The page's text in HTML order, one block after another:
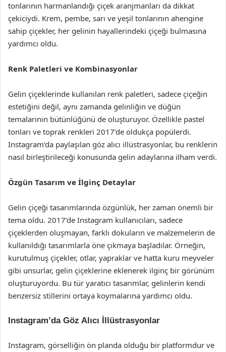
tonlarının harmanlandığı çiçek aranjmanları da dikkat
çekiciydi. Krem, pembe, sarı ve yeşil tonlarının ahengine
sahip çiçekler, her gelinin hayallerindeki çiçeği bulmasına
yardımcı oldu.
Renk Paletleri ve Kombinasyonlar
Gelin çiçeklerinde kullanılan renk paletleri, sadece çiçeğin
estetiğini değil, aynı zamanda gelinliğin ve düğün
temalarının bütünlüğünü de oluşturuyor. Özellikle pastel
tonları ve toprak renkleri 2017’de oldukça popülerdi.
Instagram’da paylaşılan göz alıcı illüstrasyonlar, bu renklerin
nasıl birleştirileceği konusunda gelin adaylarına ilham verdi.
Özgün Tasarım ve İlginç Detaylar
Gelin çiçeği tasarımlarında özgünlük, her zaman önemli bir
tema oldu. 2017’de Instagram kullanıcıları, sadece
çiçeklerden oluşmayan, farklı dokuların ve malzemelerin de
kullanıldığı tasarımlarla öne çıkmaya başladılar. Örneğin,
kurutulmuş çiçekler, otlar, yapraklar ve hatta kuru meyveler
gibi unsurlar, gelin çiçeklerine eklenerek ilginç bir görünüm
oluşturuyordu. Bu tür yaratıcı tasarımlar, gelinlerin kendi
benzersiz stillerini ortaya koymalarına yardımcı oldu.
Instagram’da Göz Alıcı İllüstrasyonlar
Instagram, görselliğin ön planda olduğu bir platformdur ve